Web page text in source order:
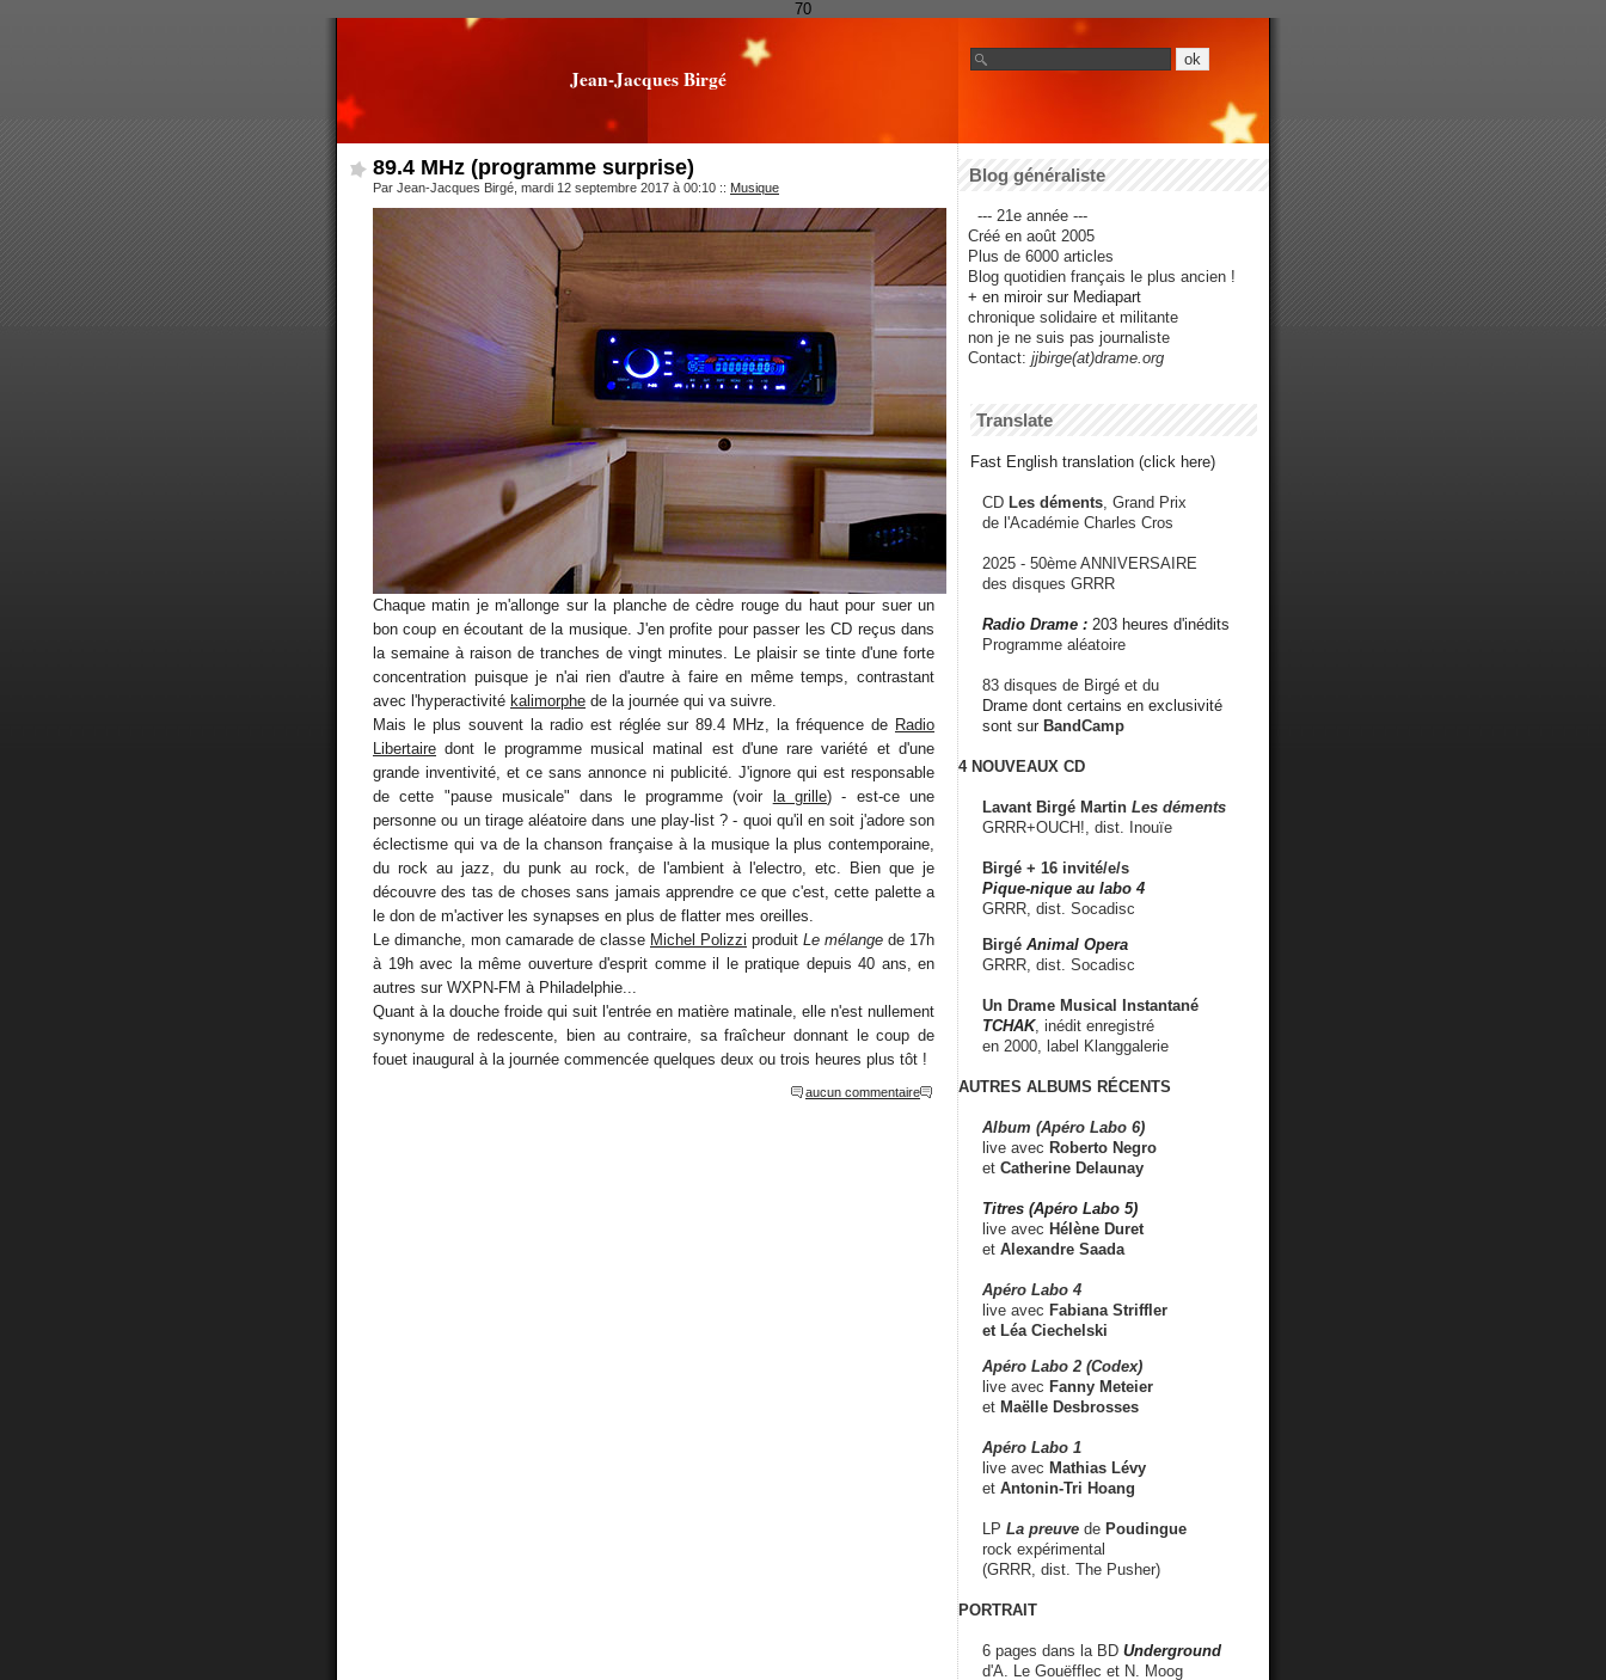
70
Jean-Jacques Birgé
89.4 MHz (programme surprise)
Par Jean-Jacques Birgé, mardi 12 septembre 2017 à 00:10 :: Musique
Chaque matin je m'allonge sur la planche de cèdre rouge du haut pour suer un
bon coup en écoutant de la musique. J'en profite pour passer les CD reçus dans
la semaine à raison de tranches de vingt minutes. Le plaisir se tinte d'une forte
concentration puisque je n'ai rien d'autre à faire en même temps, contrastant
avec l'hyperactivité kalimorphe de la journée qui va suivre.
Mais le plus souvent la radio est réglée sur 89.4 MHz, la fréquence de Radio
Libertaire dont le programme musical matinal est d'une rare variété et d'une
grande inventivité, et ce sans annonce ni publicité. J'ignore qui est responsable
de cette "pause musicale" dans le programme (voir
la grille) - est-ce une
personne ou un tirage aléatoire dans une play-list ? - quoi qu'il en soit j'adore son
éclectisme qui va de la chanson française à la musique la plus contemporaine,
du rock au jazz, du punk au rock, de l'ambient à l'electro, etc. Bien que je
découvre des tas de choses sans jamais apprendre ce que c'est, cette palette a
le don de m'activer les synapses en plus de flatter mes oreilles.
Le dimanche, mon camarade de classe Michel Polizzi produit Le mélange de 17h
à 19h avec la même ouverture d'esprit comme il le pratique depuis 40 ans, en
autres sur WXPN-FM à Philadelphie...
Quant à la douche froide qui suit l'entrée en matière matinale, elle n'est nullement
synonyme de redescente, bien au contraire, sa fraîcheur donnant le coup de
fouet inaugural à la journée commencée quelques deux ou trois heures plus tôt !
aucun commentaire
Blog généraliste
--- 21e année ---
Créé en août 2005
Plus de 6000 articles
Blog quotidien français le plus ancien !
+ en miroir sur Mediapart
chronique solidaire et militante
non je ne suis pas journaliste
Contact: jjbirge(at)drame.org
Translate
Fast English translation (click here)
CD Les déments , Grand Prix
de l'Académie Charles Cros
2025 - 50ème ANNIVERSAIRE
des disques GRRR
Radio Drame : 203 heures d'inédits
Programme aléatoire
83 disques de Birgé et du
Drame dont certains en exclusivité
sont sur BandCamp
4 NOUVEAUX CD
Lavant Birgé Martin Les déments
GRRR+OUCH!, dist. Inouïe
Birgé + 16 invité/e/s
Pique-nique au labo 4
GRRR, dist. Socadisc
Birgé Animal Opera
GRRR, dist. Socadisc
Un Drame Musical Instantané
TCHAK, inédit enregistré
en 2000, label Klanggalerie
AUTRES ALBUMS RÉCENTS
Album (Apéro Labo 6)
live avec Roberto Negro
et Catherine Delaunay
Titres (Apéro Labo 5)
live avec Hélène Duret
et Alexandre Saada
Apéro Labo 4
live avec Fabiana Striffler
et Léa Ciechelski
Apéro Labo 2 (Codex)
live avec Fanny Meteier
et Maëlle Desbrosses
Apéro Labo 1
live avec Mathias Lévy
et Antonin-Tri Hoang
LP La preuve de Poudingue
rock expérimental
(GRRR, dist. The Pusher)
PORTRAIT
6 pages dans la BD Underground
d'A. Le Gouëfflec et N. Moog